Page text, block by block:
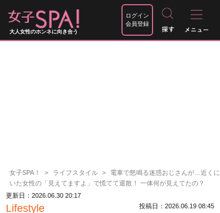
大人女性のホンネに向き合う
ログイン
会員登録
女子SPA！ ライフスタイル
電車で怒鳴る迷惑おじさんが…近くに
いた女性の「見えてますよ」で慌てて退散！ 一体何が見えてたの？
更新日：2026.06.30 20:17
Lifestyle 投稿日：2026.06.19 08:45